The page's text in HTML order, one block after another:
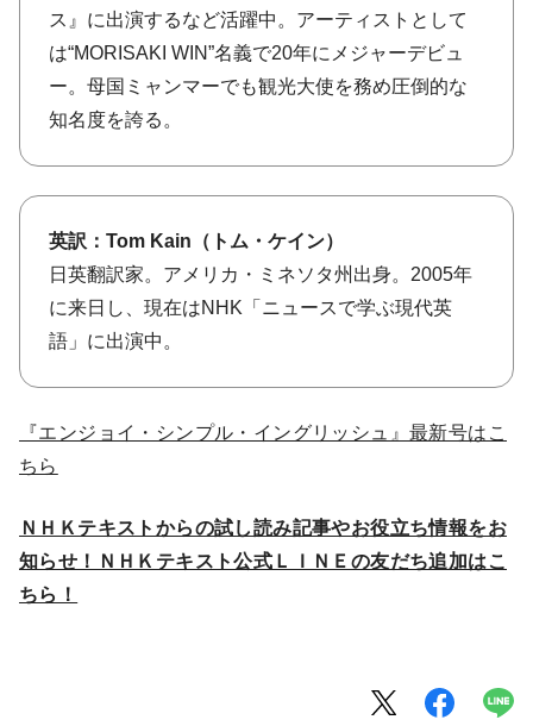
ス』に出演するなど活躍中。アーティストとして
は“MORISAKI WIN”名義で20年にメジャーデビュ
ー。母国ミャンマーでも観光大使を務め圧倒的な
知名度を誇る。
英訳：Tom Kain（トム・ケイン）
日英翻訳家。アメリカ・ミネソタ州出身。2005年
に来日し、現在はNHK「ニュースで学ぶ現代英
語」に出演中。
『エンジョイ・シンプル・イングリッシュ』最新号はこ
ちら
ＮＨＫテキストからの試し読み記事やお役立ち情報をお
知らせ！ＮＨＫテキスト公式ＬＩＮＥの友だち追加はこ
ちら！